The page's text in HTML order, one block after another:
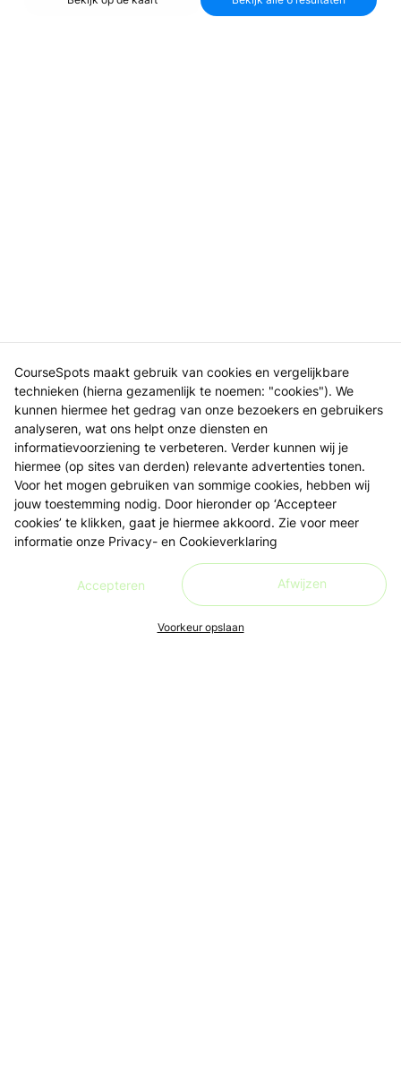
CourseSpots maakt gebruik van cookies en vergelijkbare
technieken (hierna gezamenlijk te noemen: "cookies"). We
kunnen hiermee het gedrag van onze bezoekers en gebruikers
analyseren, wat ons helpt onze diensten en
informatievoorziening te verbeteren. Verder kunnen wij je
hiermee (op sites van derden) relevante advertenties tonen.
Voor het mogen gebruiken van sommige cookies, hebben wij
jouw toestemming nodig. Door hieronder op ‘Accepteer
cookies’ te klikken, gaat je hiermee akkoord. Zie voor meer
informatie onze Privacy- en Cookieverklaring
Accepteren Afwijzen
Voorkeur opslaan